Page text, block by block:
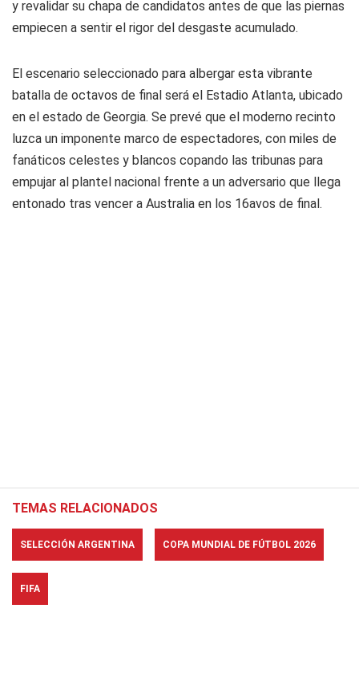
y revalidar su chapa de candidatos antes de que las piernas
empiecen a sentir el rigor del desgaste acumulado.
El escenario seleccionado para albergar esta vibrante
batalla de octavos de final será el Estadio Atlanta, ubicado
en el estado de Georgia. Se prevé que el moderno recinto
luzca un imponente marco de espectadores, con miles de
fanáticos celestes y blancos copando las tribunas para
empujar al plantel nacional frente a un adversario que llega
entonado tras vencer a Australia en los 16avos de final.
TEMAS RELACIONADOS
SELECCIÓN ARGENTINA COPA MUNDIAL DE FÚTBOL 2026
FIFA